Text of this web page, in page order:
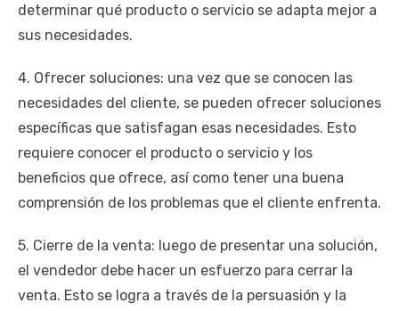
determinar qué producto o servicio se adapta mejor a
sus necesidades.
4. Ofrecer soluciones: una vez que se conocen las
necesidades del cliente, se pueden ofrecer soluciones
específicas que satisfagan esas necesidades. Esto
requiere conocer el producto o servicio y los
beneficios que ofrece, así como tener una buena
comprensión de los problemas que el cliente enfrenta.
5. Cierre de la venta: luego de presentar una solución,
el vendedor debe hacer un esfuerzo para cerrar la
venta. Esto se logra a través de la persuasión y la